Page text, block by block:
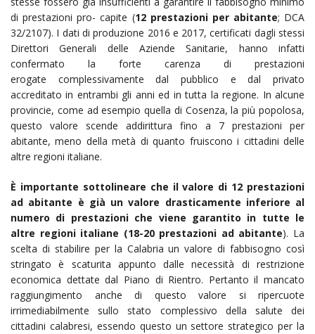
di prestazioni pro- capite (12 prestazioni per abitante; DCA
32/2107). I dati di produzione 2016 e 2017, certificati dagli stessi
Direttori Generali delle Aziende Sanitarie, hanno infatti
confermato la forte carenza di prestazioni
erogate complessivamente dal pubblico e dal privato
accreditato in entrambi gli anni ed in tutta la regione. In alcune
provincie, come ad esempio quella di Cosenza, la più popolosa,
questo valore scende addirittura fino a 7 prestazioni per
abitante, meno della metà di quanto fruiscono i cittadini delle
altre regioni italiane.
È importante sottolineare che il valore di 12 prestazioni
ad abitante è già un valore drasticamente inferiore al
numero di prestazioni che viene garantito in tutte le
altre regioni italiane (18-20 prestazioni ad abitante). La
scelta di stabilire per la Calabria un valore di fabbisogno così
stringato è scaturita appunto dalle necessità di restrizione
economica dettate dal Piano di Rientro. Pertanto il mancato
raggiungimento anche di questo valore si ripercuote
irrimediabilmente sullo stato complessivo della salute dei
cittadini calabresi, essendo questo un settore strategico per la